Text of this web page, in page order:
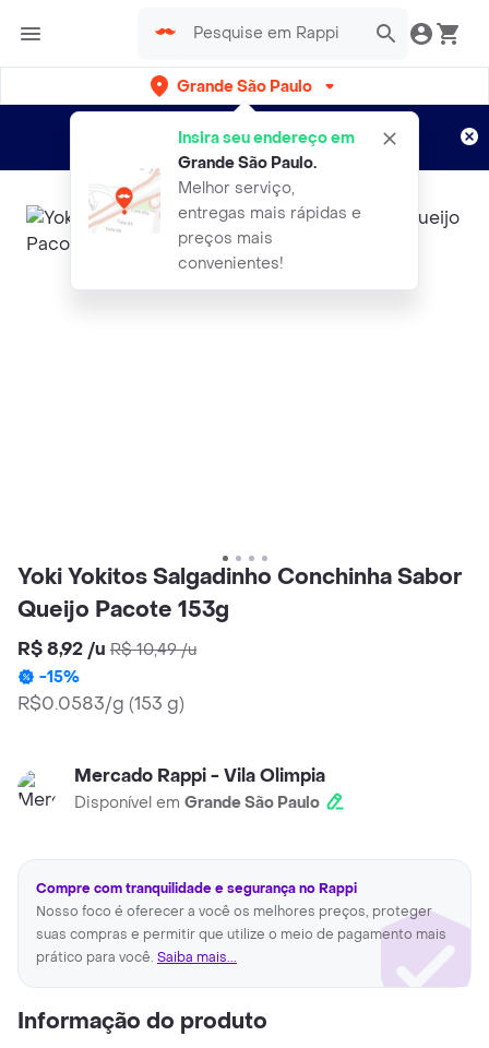
Grande São Paulo
Insira seu endereço em
Grande São Paulo.
Melhor serviço,
entregas mais rápidas e
preços mais
convenientes!
Entregas grátis por 15 dias!
Aplicam T&C
Yoki Yokitos Salgadinho Conchinha Sabor
Queijo Pacote 153g
R$ 8,92 /u R$ 10,49/u
-15%
R$0.0583/g (153 g)
Mercado Rappi - Vila Olimpia
Disponível em Grande São Paulo
Compre com tranquilidade e segurança no Rappi
Nosso foco é oferecer a você os melhores preços, proteger
suas compras e permitir que utilize o meio de pagamento mais
prático para você. Saiba mais...
Informação do produto